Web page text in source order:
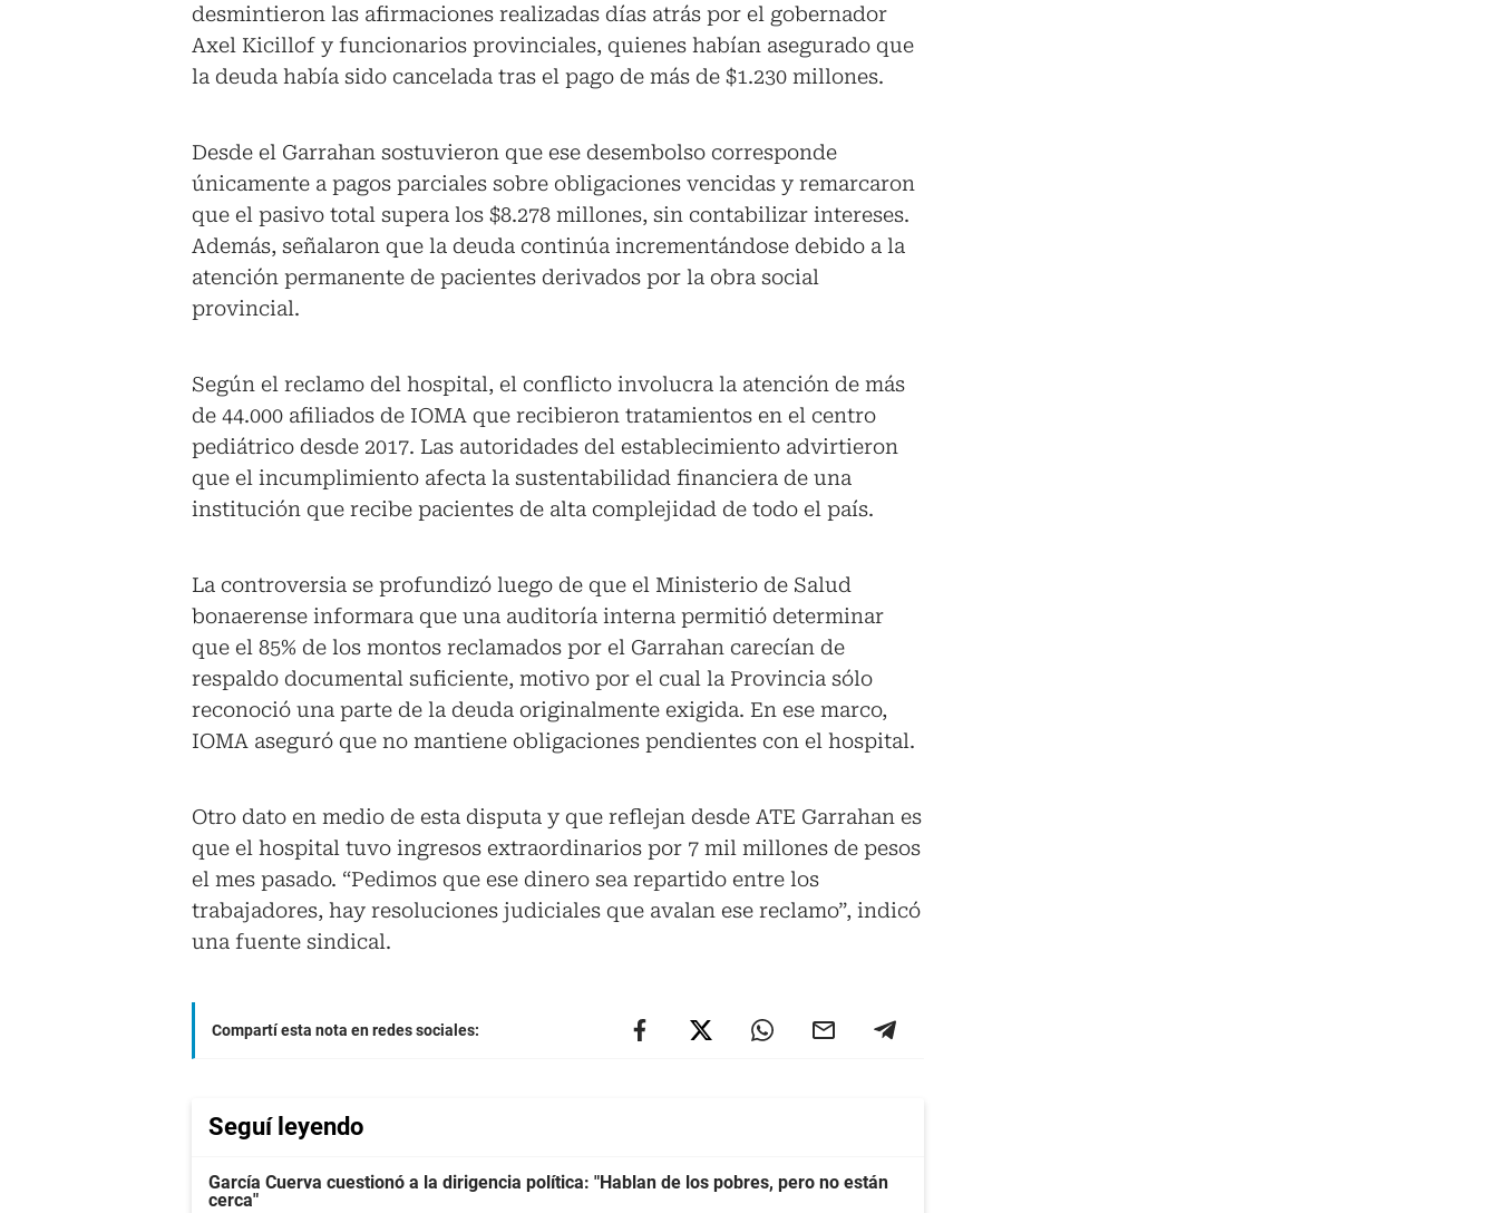
desmintieron las afirmaciones realizadas días atrás por el gobernador
Axel Kicillof y funcionarios provinciales, quienes habían asegurado que
la deuda había sido cancelada tras el pago de más de $1.230 millones.
Desde el Garrahan sostuvieron que ese desembolso corresponde
únicamente a pagos parciales sobre obligaciones vencidas y remarcaron
que el pasivo total supera los $8.278 millones, sin contabilizar intereses.
Además, señalaron que la deuda continúa incrementándose debido a la
atención permanente de pacientes derivados por la obra social
provincial.
Según el reclamo del hospital, el conflicto involucra la atención de más
de 44.000 afiliados de IOMA que recibieron tratamientos en el centro
pediátrico desde 2017. Las autoridades del establecimiento advirtieron
que el incumplimiento afecta la sustentabilidad financiera de una
institución que recibe pacientes de alta complejidad de todo el país.
La controversia se profundizó luego de que el Ministerio de Salud
bonaerense informara que una auditoría interna permitió determinar
que el 85% de los montos reclamados por el Garrahan carecían de
respaldo documental suficiente, motivo por el cual la Provincia sólo
reconoció una parte de la deuda originalmente exigida. En ese marco,
IOMA aseguró que no mantiene obligaciones pendientes con el hospital.
Otro dato en medio de esta disputa y que reflejan desde ATE Garrahan es
que el hospital tuvo ingresos extraordinarios por 7 mil millones de pesos
el mes pasado. “Pedimos que ese dinero sea repartido entre los
trabajadores, hay resoluciones judiciales que avalan ese reclamo”, indicó
una fuente sindical.
Compartí esta nota en redes sociales:
Seguí leyendo
García Cuerva cuestionó a la dirigencia política: "Hablan de los pobres, pero no están
cerca"